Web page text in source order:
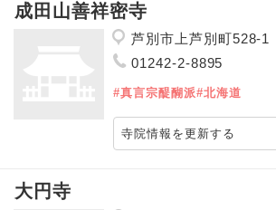
成田山善祥密寺
芦別市上芦別町528-1
01242-2-8895
#真言宗醍醐派#北海道
寺院情報を更新する
大円寺